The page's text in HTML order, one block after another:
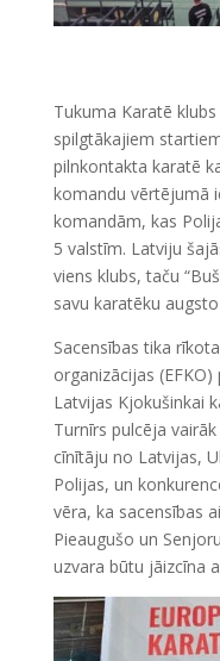
Tukuma Karatē
spilgtākajiem
pilnkontakta karatē
komandu vērtējumā
komandām, kas
5 valstīm. Latviju
viens klubs, taču
savu karatēku
Sacensības tika
organizācijas
Latvijas Kjokušinkai
Turnīrs pulcēja
cīnītāju no Latvijas,
Polijas, un
vēra, ka sacensības
Pieaugušo un
uzvara būtu jāizcīna